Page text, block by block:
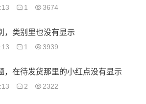
1 3674
，类别里也没有显示
1 3939
，在待发货那里的小红点没有显示
2 2322